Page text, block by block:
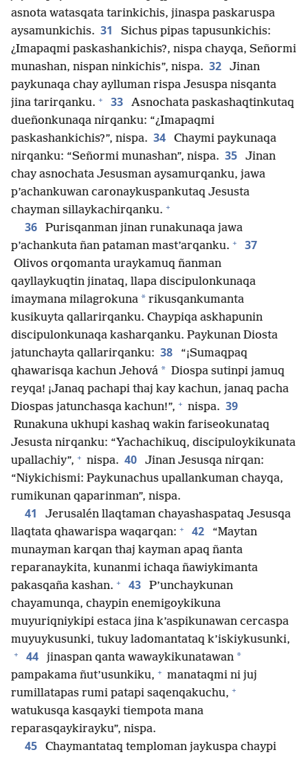
asnota watasqata tarinkichis, jinaspa paskaruspa
aysamunkichis. 31
Sichus pipas tapusunkichis:
¿Imapaqmi paskashankichis?, nispa chayqa, Señormi
munashan, nispan ninkichis”, nispa. 32
Jinan
paykunaqa chay aylluman rispa Jesuspa nisqanta
jina tarirqanku. + 33
Asnochata paskashaqtinkutaq
dueñonkunaqa nirqanku: “¿Imapaqmi
paskashankichis?”, nispa. 34
Chaymi paykunaqa
nirqanku: “Señormi munashan”, nispa. 35
Jinan
chay asnochata Jesusman aysamurqanku, jawa
p’achankuwan caronaykuspankutaq Jesusta
chayman sillaykachirqanku. +
36
Purisqanman jinan runakunaqa jawa
p’achankuta ñan pataman mast’arqanku. + 37
Olivos orqomanta uraykamuq ñanman
qayllaykuqtin jinataq, llapa discipulonkunaqa
imaymana milagrokuna * rikusqankumanta
kusikuyta qallarirqanku. Chaypiqa askhapunin
discipulonkunaqa kasharqanku. Paykunan Diosta
jatunchayta qallarirqanku: 38
“¡Sumaqpaq
qhawarisqa kachun Jehová * Diospa sutinpi jamuq
reyqa! ¡Janaq pachapi thaj kay kachun, janaq pacha
Diospas jatunchasqa kachun!”, + nispa. 39
Runakuna ukhupi kashaq wakin fariseokunataq
Jesusta nirqanku: “Yachachikuq, discipuloykikunata
upallachiy”, + nispa. 40
Jinan Jesusqa nirqan:
“Niykichismi: Paykunachus upallankuman chayqa,
rumikunan qaparinman”, nispa.
41
Jerusalén llaqtaman chayashaspataq Jesusqa
llaqtata qhawarispa waqarqan: + 42
“Maytan
munayman karqan thaj kayman apaq ñanta
reparanaykita, kunanmi ichaqa ñawiykimanta
pakasqaña kashan. + 43
P’unchaykunan
chayamunqa, chaypin enemigoykikuna
muyuriqniykipi estaca jina k’aspikunawan cercaspa
muyuykusunki, tukuy ladomantataq k’iskiykusunki,
+ 44 jinaspan qanta wawaykikunatawan *
pampakama ñut’usunkiku, + manataqmi ni juj
rumillatapas rumi patapi saqenqakuchu, +
watukusqa kasqayki tiempota mana
reparasqaykirayku”, nispa.
45
Chaymantataq temploman jaykuspa chaypi